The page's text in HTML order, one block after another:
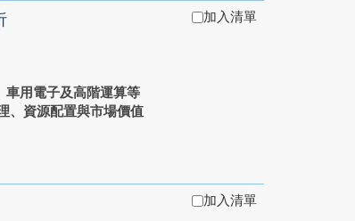
車用電子及高階運算等
、資源配置與市場價值
加入清單
加入清單